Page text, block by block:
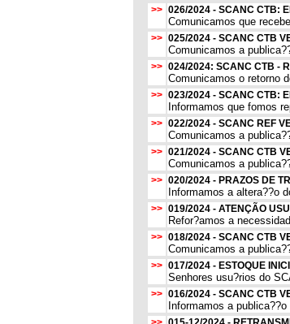
>> 026/2024 - SCANC CTB:
Comunicamos que
>> 025/2024 - SCANC CTB
Comunicamos a
>> 024/2024: SCANC CTB -
Comunicamos o retorno
>> 023/2024 - SCANC CTB:
Informamos que fomos
>> 022/2024 - SCANC REF
Comunicamos a
>> 021/2024 - SCANC CTB
Comunicamos a
>> 020/2024 - PRAZOS DE
Informamos a altera??o
>> 019/2024 - ATENÇÃO
Refor?amos a
>> 018/2024 - SCANC CTB
Comunicamos a
>> 017/2024 - ESTOQUE
Senhores usu?rios do
>> 016/2024 - SCANC CTB
Informamos a